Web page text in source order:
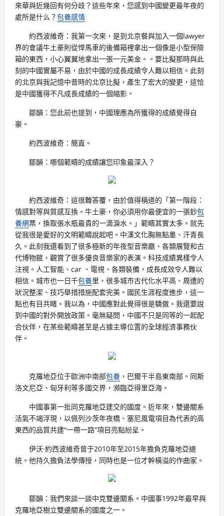
來華與近幾回有何分歧？這些年來，您感到中國變更最年夜的
處所是什么？包養感情
約西波維奇：我第一次來，是到北京餐與加入一個lawyer
界的會議牛土豪則從悍馬車的後備箱裡拿出一個像是小型保險
箱的東西，小心翼翼地拿出一張一元美金。。要比擬那時與此
刻的中國實屬不易，由於中國的成長成績令人難以相信。此刻
的北京與我記憶中昔時的北京比擬，產生了宏大的變更，這恰
是中國獲得不凡成長成績的一個縮影。
鄒韻：您此前也提到，中國理應為所獲得的成績覺得自
豪。
約西波維奇：簡直。
鄒韻：哪個範疇的成績讓您印象最深入？
約西波維奇：這很難答覆，由於值得稱道的「第一階段：
情感對等與質感互換。牛土豪，你必須用你最便宜的一張鈔包
養網票，換取張水瓶最貴的一滴淚水。」範疇其實太多。就先
從我很是愛好的文明範疇說起吧。中漢文化胸無點墨、汗青長
久。此刻我還看到了很多極新的年夜型音樂廳、各類展覽和古
代博物館，觀賞了很多優良音樂家的表演。科技成績異樣令人
注視。人工智能、car 、電視、各類裝備，成長成效令人難以
相信。城市也一日千包養里，很多城市古代化水平高、周遭的
狀況整潔、技巧舉措措施配套完美。國民生涯程度進步，這一
點也有目共睹。我以為，中國應對此覺得很是驕傲。我還要說
到中國的對外開放政策。毫無疑問，中國不只是同等的一起配
合伙伴，在某些範疇甚至是占據主導位置的全球經濟事務伙
伴。
克羅地亞位于歐洲中南部包養 ，巴爾干半島東南部。同斯
洛文尼亞、匈牙利等多國交界，瀕臨亞得里亞海。
中國事第一批同克羅地亞建交的國度。近年來，雙邊關系
活氣不竭浮現，以佩列沙茨年夜橋、塞尼風電項目為代表的高
東西的品質共建“一帶一路”項目亮點紛呈。
伊沃·約西波維奇曾于2010年至2015年擔負克羅地亞總
統。他持久擔負法學傳授，同時也是一位才幹橫溢的作曲家。
鄒韻：我們來談一談中克雙邊關系。中國事1992年最早與
克羅地亞樹立雙邊關系的國度之一。